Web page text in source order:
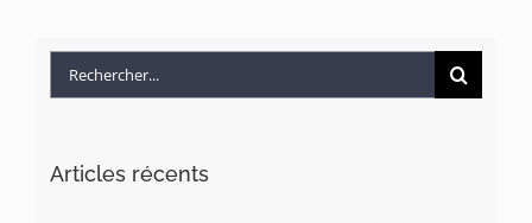
Rechercher:
Articles récents